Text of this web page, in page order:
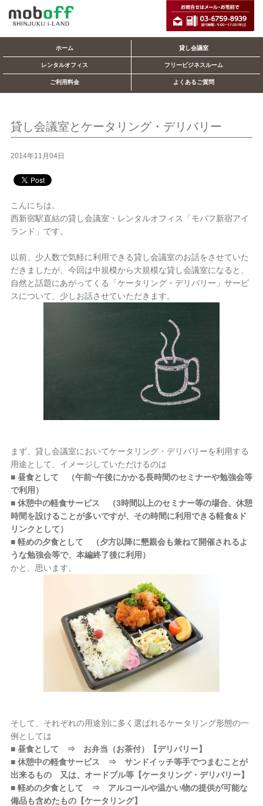
ホーム 貸し会議室
レンタルオフィス フリービジネスルーム
ご利用料金 よくあるご質問
貸し会議室とケータリング・デリバリー
2014年11月04日
こんにちは。
西新宿駅直結の貸し会議室・レンタルオフィス「モバフ新宿アイ
ランド」です。
以前、少人数で気軽に利用できる貸し会議室のお話をさせていた
だきましたが、今回は中規模から大規模な貸し会議室になると、
自然と話題にあがってくる「ケータリング・デリバリー」サービ
スについて、少しお話させていただきます。
まず、貸し会議室においてケータリング・デリバリーを利用する
用途として、イメージしていただけるのは
■ 昼食として （午前~午後にかかる長時間のセミナーや勉強会等
で利用）
■ 休憩中の軽食サービス （3時間以上のセミナー等の場合、休憩
時間を設けることが多いですが、その時間に利用できる軽食&ド
リンクとして）
■ 軽めの夕食として （夕方以降に懇親会も兼ねて開催されるよ
うな勉強会等で、本編終了後に利用）
かと、思います。
そして、それぞれの用途別に多く選ばれるケータリング形態の一
例としては
■ 昼食として ⇒ お弁当（お茶付）【デリバリー】
■ 休憩中の軽食サービス ⇒ サンドイッチ等手でつまむことが
出来るもの 又は、オードブル等【ケータリング・デリバリー】
■ 軽めの夕食として ⇒ アルコールや温かい物の提供が可能な
備品も含めたもの【ケータリング】